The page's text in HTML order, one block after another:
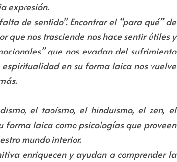
expresión.
de sentido”. Encontrar el “para qué” de
que nos trasciende nos hace sentir útiles y
que nos evadan del sufrimiento
en su forma laica nos vuelve
el taoísmo, el hinduismo, el zen, el
forma laica como psicologías que proveen
mundo interior.
enriquecen y ayudan a comprender la